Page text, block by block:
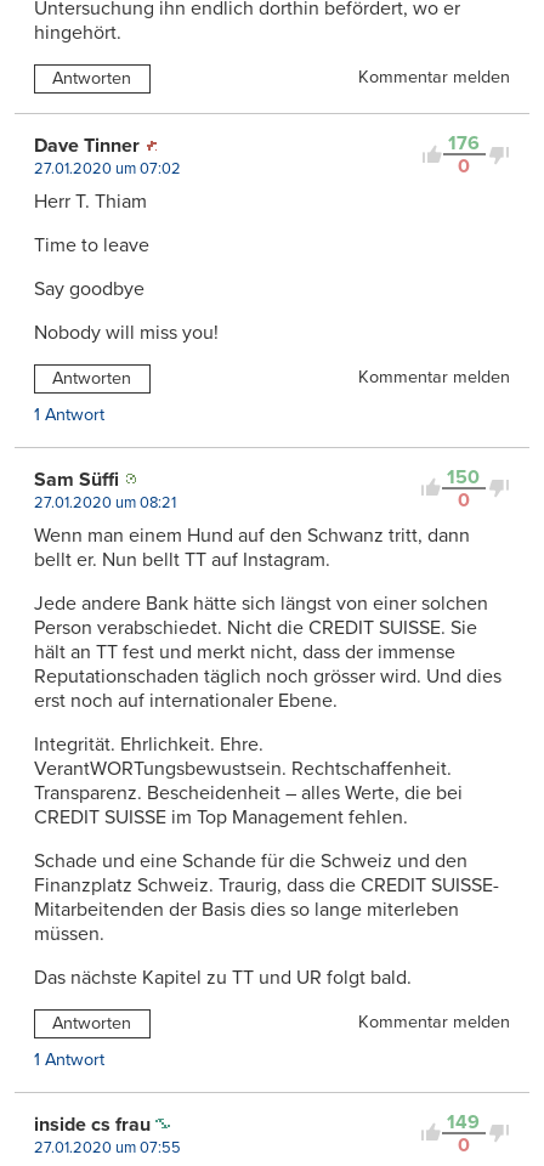
Untersuchung ihn endlich dorthin befördert, wo er
hingehört.
Antworten Kommentar melden
176
0
Dave Tinner
27.01.2020 um 07:02
Herr T. Thiam
Time to leave
Say goodbye
Nobody will miss you!
Antworten
Kommentar melden
1 Antwort
150
0
Sam Süffi
27.01.2020 um 08:21
Wenn man einem Hund auf den Schwanz tritt, dann
bellt er. Nun bellt TT auf Instagram.
Jede andere Bank hätte sich längst von einer solchen
Person verabschiedet. Nicht die CREDIT SUISSE. Sie
hält an TT fest und merkt nicht, dass der immense
Reputationschaden täglich noch grösser wird. Und dies
erst noch auf internationaler Ebene.
Integrität. Ehrlichkeit. Ehre.
VerantWORTungsbewustsein. Rechtschaffenheit.
Transparenz. Bescheidenheit – alles Werte, die bei
CREDIT SUISSE im Top Management fehlen.
Schade und eine Schande für die Schweiz und den
Finanzplatz Schweiz. Traurig, dass die CREDIT SUISSE-
Mitarbeitenden der Basis dies so lange miterleben
müssen.
Das nächste Kapitel zu TT und UR folgt bald.
Antworten
Kommentar melden
1 Antwort
149
0
inside cs frau
27.01.2020 um 07:55